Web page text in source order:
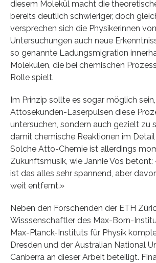
diesem Molekül macht die
bereits deutlich schwieriger, doch
versprechen sich die Physikerinnen
Untersuchungen auch neue
so genannte Ladungsmigration
Molekülen, die bei chemischen
Rolle spielt.
Im Prinzip sollte es sogar möglich
Attosekunden-Laserpulsen diese
untersuchen, sondern auch gezielt zu
damit chemische Reaktionen im
Solche Atto-Chemie ist allerdings
Zukunftsmusik, wie Jannie Vos betont:
ist das alles sehr spannend, aber
weit entfernt.»
Neben den Forschenden der ETH
Wisssenschaftler des Max-Born-
Max-Planck-Instituts für Physik
Dresden und der Australian National
Canberra an dieser Arbeit beteiligt.